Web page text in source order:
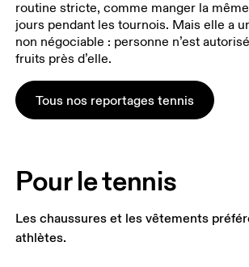
routine stricte, comme manger la
jours pendant les tournois. Mais elle a
non négociable : personne n’est
fruits près d’elle.
Tous nos reportages tennis
Pour le tennis
Les chaussures et les vêtements
athlètes.